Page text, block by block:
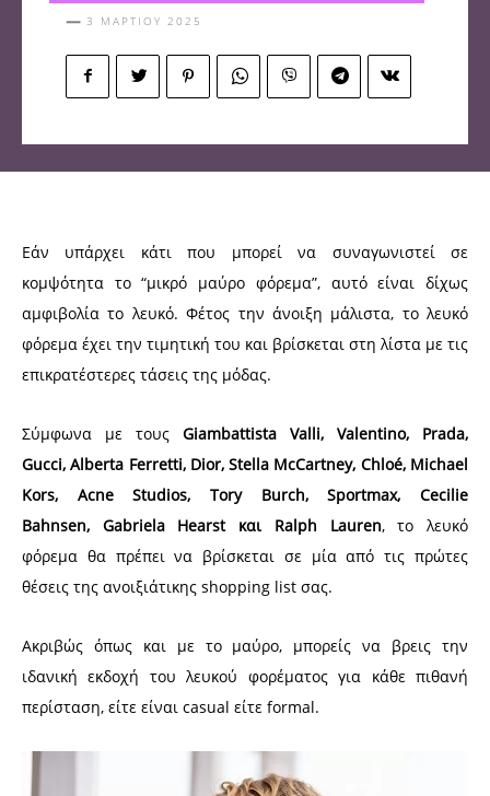
3 ΜΑΡΤΊΟΥ 2025
Εάν υπάρχει κάτι που μπορεί να συναγωνιστεί σε
κομψότητα το “μικρό μαύρο φόρεμα”, αυτό είναι δίχως
αμφιβολία το λευκό. Φέτος την άνοιξη μάλιστα, το λευκό
φόρεμα έχει την τιμητική του και βρίσκεται στη λίστα με τις
επικρατέστερες τάσεις της μόδας.
Σύμφωνα με τους Giambattista Valli, Valentino, Prada,
Gucci, Alberta Ferretti, Dior, Stella McCartney, Chloé, Michael
Kors, Acne Studios, Tory Burch, Sportmax, Cecilie
Bahnsen, Gabriela Hearst και Ralph Lauren, το λευκό
φόρεμα θα πρέπει να βρίσκεται σε μία από τις πρώτες
θέσεις της ανοιξιάτικης shopping list σας.
Ακριβώς όπως και με το μαύρο, μπορείς να βρεις την
ιδανική εκδοχή του λευκού φορέματος για κάθε πιθανή
περίσταση, είτε είναι casual είτε formal.